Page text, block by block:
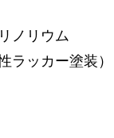
ノリウム
ラッカー塗装）